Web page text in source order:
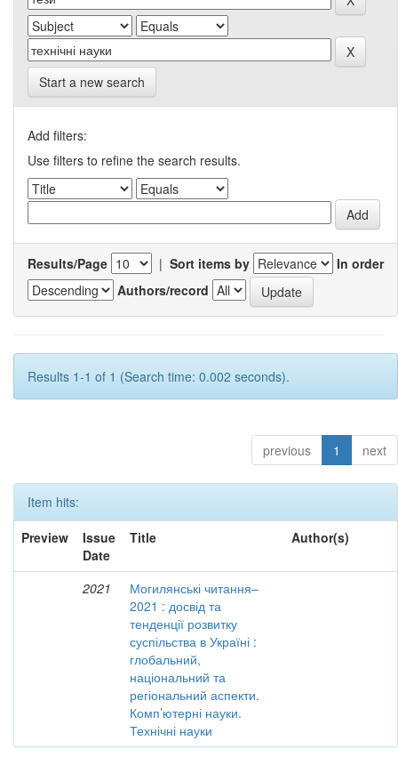
Start a new search
Add filters:
Use filters to refine the search results.
Results/Page | Sort items by
In order
Authors/record
Results 1-1 of 1 (Search time: 0.002 seconds).
previous 1 next
Item hits:
Preview
Issue
Date
Title Author(s)
2021
Могилянські читання–
2021 : досвід та
тенденції розвитку
суспільства в Україні :
глобальний,
національний та
регіональний аспекти.
Комп’ютерні науки.
Технічні науки